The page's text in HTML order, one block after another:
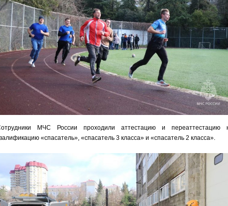
МЧС России проходили аттестацию и переаттестацию
«спасатель», «спасатель 3 класса» и «спасатель 2 класса».